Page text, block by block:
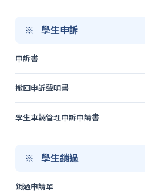
學生申訴
申訴書
撤回申訴聲明書
學生車輛管理申訴申請書
學生銷過
銷過申請單